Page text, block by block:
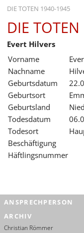
DIE TOTEN 1940-1945
STARTSEITE
AKTUELLES
AUSSTELLUNGEN
GESCHICHTE
BILDUNG
FORSCHUNG
SERVICE
DIE
Evert Hilvers
Vorname
Nachname
Geburtsdatum
Geburtsort
Geburtsland
Todesdatum
Todesort
Beschäftigung
Häftlingsnummer
ANSPRECHPERSON
ARCHIV
Christian Römmer